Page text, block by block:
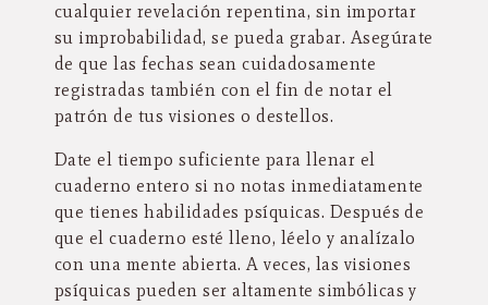
cualquier revelación repentina, sin importar
su improbabilidad, se pueda grabar. Asegúrate
de que las fechas sean cuidadosamente
registradas también con el fin de notar el
patrón de tus visiones o destellos.
Date el tiempo suficiente para llenar el
cuaderno entero si no notas inmediatamente
que tienes habilidades psíquicas. Después de
que el cuaderno esté lleno, léelo y analízalo
con una mente abierta. A veces, las visiones
psíquicas pueden ser altamente simbólicas y